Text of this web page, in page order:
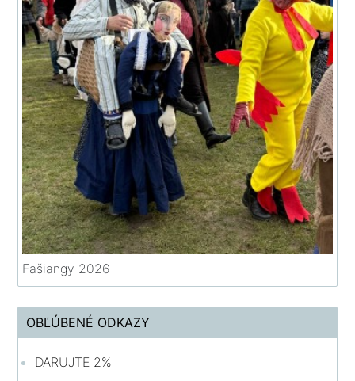
Fašiangy 2026
OBĽÚBENÉ ODKAZY
DARUJTE 2%